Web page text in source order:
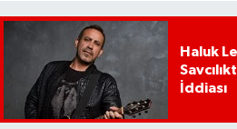
Haluk
İddiası